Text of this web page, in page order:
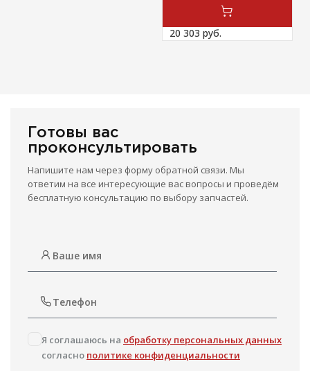
20 303 руб.
Готовы вас
проконсультировать
Напишите нам через форму обратной связи. Мы
ответим на все интересующие вас вопросы и проведём
бесплатную консультацию по выбору запчастей.
Я соглашаюсь на обработку персональных данных
согласно политике конфиденциальности